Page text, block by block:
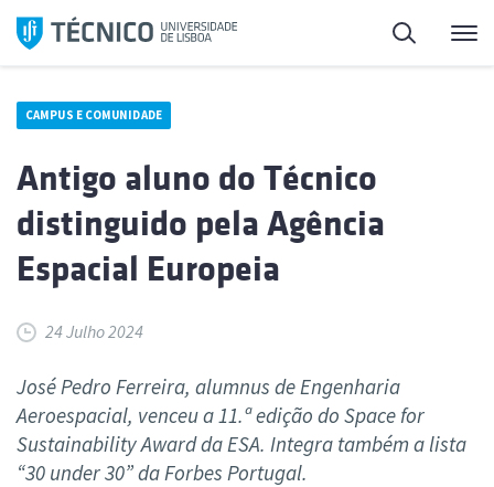
Saltar
para
Pesquisa
CAMPUS E COMUNIDADE
Antigo aluno do Técnico
distinguido pela Agência
Espacial Europeia
24 Julho 2024
José Pedro Ferreira, alumnus de Engenharia
Aeroespacial, venceu a 11.ª edição do Space for
Sustainability Award da ESA. Integra também a lista
“30 under 30” da Forbes Portugal.